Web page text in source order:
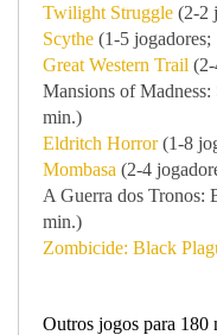
Twilight Struggle (2-2
Scythe (1-5
Great Western Trail
Mansions of
min.)
Eldritch Horror(1-8
Mombasa (2-4
A Guerra dos Tronos:
min.)
Zombicide: Black
Outros jogos para 180